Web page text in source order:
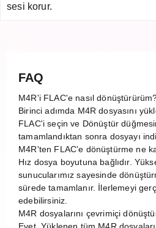
sesi korur.
FAQ
M4R'i FLAC'e nasıl
Birinci adımda M4R dosyasını
FLAC'i seçin ve Dönüştür
tamamlandıktan sonra dosyayı
M4R'ten FLAC'e dönüştürme ne
Hız dosya boyutuna bağlıdır.
sunucularımız sayesinde
sürede tamamlanır. İlerlemeyi
edebilirsiniz.
M4R dosyalarını çevrimiçi
Evet. Yüklenen tüm M4R